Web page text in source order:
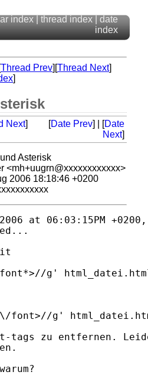
index thread index
date
index
Thread Prev][Thread Next]
]
Next] [Date Prev] | [Date
Next]
Asterisk
<mh+uugrn@xxxxxxxxxxxx>
2006 18:18:46 +0200
at 06:03:15PM
tags zu entfernen.